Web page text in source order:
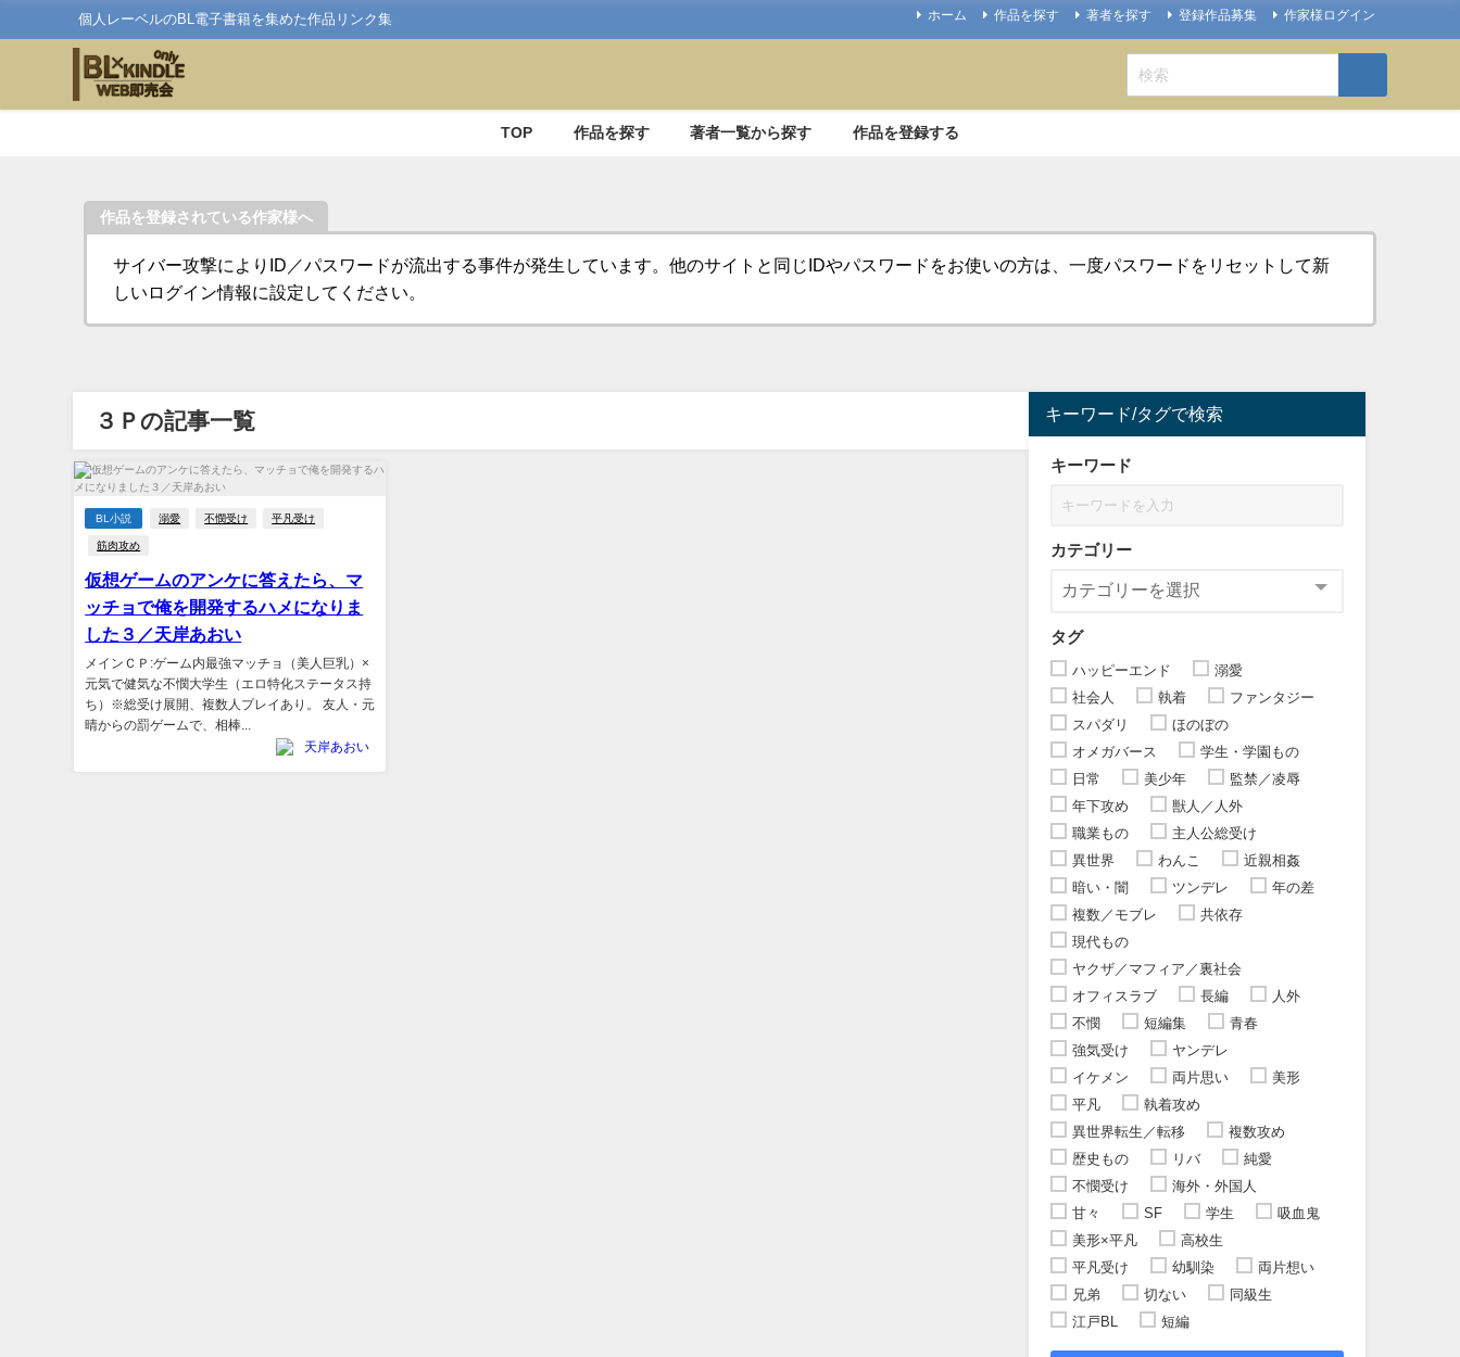
個人レーベルのBL電子書籍を集めた作品リンク集 ホーム 作品を探す 著者を探す 登録作品募集 作家様ログイン
TOP 作品を探す 著者一覧から探す 作品を登録する
作品を登録されている作家様へ
サイバー攻撃によりID／パスワードが流出する事件が発生しています。他のサイトと同じIDやパスワードをお使いの方は、一度パスワードをリセットして新
しいログイン情報に設定してください。
３Ｐの記事一覧
BL小説 溺愛 不憫受け 平凡受け
筋肉攻め
仮想ゲームのアンケに答えたら、マ
ッチョで俺を開発するハメになりま
した３／天岸あおい
メインＣＰ:ゲーム内最強マッチョ（美人巨乳）×
元気で健気な不憫大学生（エロ特化ステータス持
ち）※総受け展開、複数人プレイあり。 友人・元
晴からの罰ゲームで、相棒...
天岸あおい
キーワード/タグで検索
キーワード
カテゴリー
タグ
ハッピーエンド
溺愛
社会人
執着
ファンタジー
スパダリ
ほのぼの
オメガバース
学生・学園もの
日常
美少年
監禁／凌辱
年下攻め
獣人／人外
職業もの
主人公総受け
異世界
わんこ
近親相姦
暗い・闇
ツンデレ
年の差
複数／モブレ
共依存
現代もの
ヤクザ／マフィア／裏社会
オフィスラブ
長編
人外
不憫
短編集
青春
強気受け
ヤンデレ
イケメン
両片思い
美形
平凡
執着攻め
異世界転生／転移
複数攻め
歴史もの
リバ
純愛
不憫受け
海外・外国人
甘々
SF 学生
吸血鬼
美形×平凡
高校生
平凡受け
幼馴染
両片想い
兄弟
切ない
同級生
江戸BL
短編